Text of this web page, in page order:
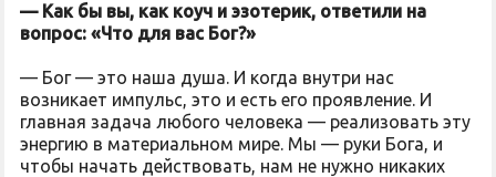
— Как бы вы, как коуч и эзотерик, ответили на
вопрос: «Что для вас Бог?»
— Бог — это наша душа. И когда внутри нас
возникает импульс, это и есть его проявление. И
главная задача любого человека — реализовать эту
энергию в материальном мире. Мы — руки Бога, и
чтобы начать действовать, нам не нужно никаких